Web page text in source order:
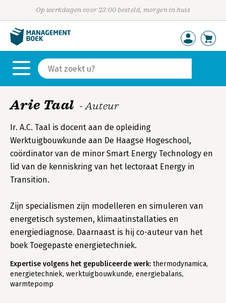
Op werkdagen voor 23:00 besteld, morgen in huis
Arie Taal - Auteur
Ir. A.C. Taal is docent aan de opleiding
Werktuigbouwkunde aan De Haagse Hogeschool,
coördinator van de minor Smart Energy Technology en
lid van de kenniskring van het lectoraat Energy in
Transition.
Zijn specialismen zijn modelleren en simuleren van
energetisch systemen, klimaatinstallaties en
energiediagnose. Daarnaast is hij co-auteur van het
boek Toegepaste energietechniek.
Expertise volgens het gepubliceerde werk: thermodynamica,
energietechniek, werktuigbouwkunde, energiebalans,
warmtepomp